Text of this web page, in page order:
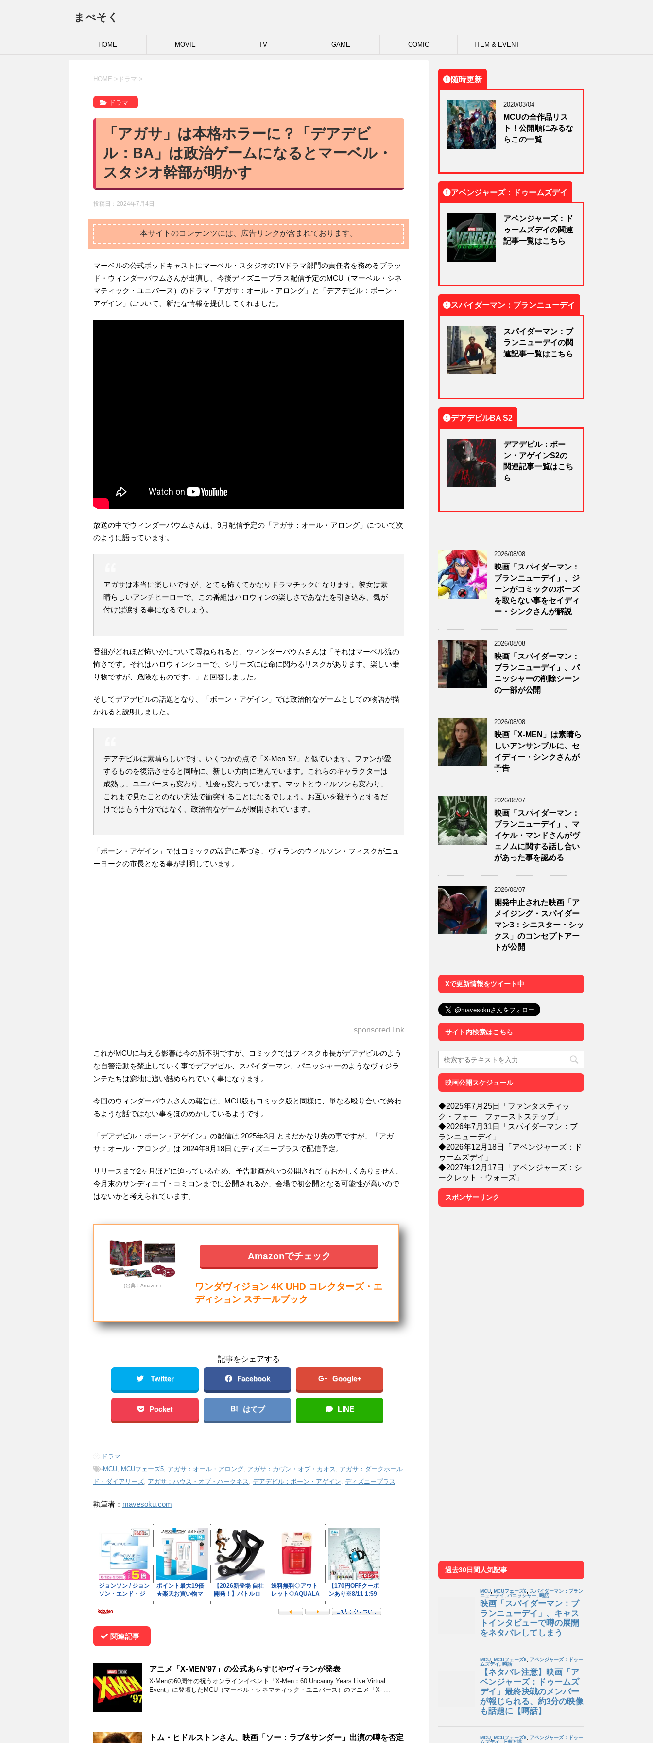
まべそく
HOME MOVIE TV GAME COMIC ITEM & EVENT
HOME > ドラマ >
ドラマ
「アガサ」は本格ホラーに？「デアデビ
ル：BA」は政治ゲームになるとマーベル・
スタジオ幹部が明かす
投稿日： 2024年7月4日
本サイトのコンテンツには、広告リンクが含まれております。
マーベルの公式ポッドキャストにマーベル・スタジオのTVドラマ部門の責任者を務めるブラッ
ド・ウィンダーバウムさんが出演し、今後ディズニープラス配信予定のMCU（マーベル・シネ
マティック・ユニバース）のドラマ「アガサ：オール・アロング」と「デアデビル：ボーン・
アゲイン」について、新たな情報を提供してくれました。
放送の中でウィンダーバウムさんは、9月配信予定の「アガサ：オール・アロング」について次
のように語っています。
アガサは本当に楽しいですが、とても怖くてかなりドラマチックになります。彼女は素
晴らしいアンチヒーローで、この番組はハロウィンの楽しさであなたを引き込み、気が
付けば涙する事になるでしょう。
番組がどれほど怖いかについて尋ねられると、ウィンダーバウムさんは「それはマーベル流の
怖さです。それはハロウィンショーで、シリーズには命に関わるリスクがあります。楽しい乗
り物ですが、危険なものです。」と回答しました。
そしてデアデビルの話題となり、「ボーン・アゲイン」では政治的なゲームとしての物語が描
かれると説明しました。
デアデビルは素晴らしいです。いくつかの点で「X-Men ’97」と似ています。ファンが愛
するものを復活させると同時に、新しい方向に進んでいます。これらのキャラクターは
成熟し、ユニバースも変わり、社会も変わっています。マットとウィルソンも変わり、
これまで見たことのない方法で衝突することになるでしょう。お互いを殺そうとするだ
けではもう十分ではなく、政治的なゲームが展開されています。
「ボーン・アゲイン」ではコミックの設定に基づき、ヴィランのウィルソン・フィスクがニュ
ーヨークの市長となる事が判明しています。
sponsored link
これがMCUに与える影響は今の所不明ですが、コミックではフィスク市長がデアデビルのよう
な自警活動を禁止していく事でデアデビル、スパイダーマン、パニッシャーのようなヴィジラ
ンテたちは窮地に追い詰められていく事になります。
今回のウィンダーバウムさんの報告は、MCU版もコミック版と同様に、単なる殴り合いで終わ
るような話ではない事をほのめかしているようです。
「デアデビル：ボーン・アゲイン」の配信は 2025年3月 とまだかなり先の事ですが、「アガ
サ：オール・アロング」は 2024年9月18日 にディズニープラスで配信予定。
リリースまで2ヶ月ほどに迫っているため、予告動画がいつ公開されてもおかしくありません。
今月末のサンディエゴ・コミコンまでに公開されるか、会場で初公開となる可能性が高いので
はないかと考えられています。
（出典：Amazon）
Amazonでチェック
ワンダヴィジョン 4K UHD コレクターズ・エ
ディション スチールブック
記事をシェアする
Twitter Facebook Google+
Pocket B! はてブ LINE
- ドラマ
-MCU MCUフェーズ5 アガサ：オール・アロング アガサ：カヴン・オブ・カオス
アガサ：ダークホール
ド・ダイアリーズ
アガサ：ハウス・オブ・ハークネス デアデビル：ボーン・アゲイン ディズニープラス
執筆者： mavesoku.com
関連記事
アニメ「X-MEN’97」の公式あらすじやヴィランが発表
X-Menの60周年の祝うオンラインイベント「X-Men：60 Uncanny Years Live Virtual
Event」に登壇したMCU（マーベル・シネマティック・ユニバース）のアニメ「X- …
トム・ヒドルストンさん、映画「ソー：ラブ&サンダー」出演の噂を否定
随時更新
2020/03/04
MCUの全作品リス
ト！公開順にみるな
らこの一覧
アベンジャーズ：ドゥームズデイ
アベンジャーズ：ド
ゥームズデイの関連
記事一覧はこちら
スパイダーマン：ブランニューデイ
スパイダーマン：ブ
ランニューデイの関
連記事一覧はこちら
デアデビルBA S2
デアデビル：ボー
ン・アゲインS2の
関連記事一覧はこち
ら
2026/08/08
映画「スパイダーマン：
ブランニューデイ」、ジ
ーンがコミックのポーズ
を取らない事をセイディ
ー・シンクさんが解説
2026/08/08
映画「スパイダーマン：
ブランニューデイ」、パ
ニッシャーの削除シーン
の一部が公開
2026/08/08
映画「X-MEN」は素晴ら
しいアンサンブルに、セ
イディー・シンクさんが
予告
2026/08/07
映画「スパイダーマン：
ブランニューデイ」、マ
イケル・マンドさんがヴ
ェノムに関する話し合い
があった事を認める
2026/08/07
開発中止された映画「ア
メイジング・スパイダー
マン3：シニスター・シッ
クス」のコンセプトアー
トが公開
Xで更新情報をツイート中
サイト内検索はこちら
映画公開スケジュール
◆2025年7月25日「ファンタスティッ
ク・フォー：ファーストステップ」
◆2026年7月31日「スパイダーマン：ブ
ランニューデイ」
◆2026年12月18日「アベンジャーズ：ド
ゥームズデイ」
◆2027年12月17日「アベンジャーズ：シ
ークレット・ウォーズ」
スポンサーリンク
過去30日間人気記事